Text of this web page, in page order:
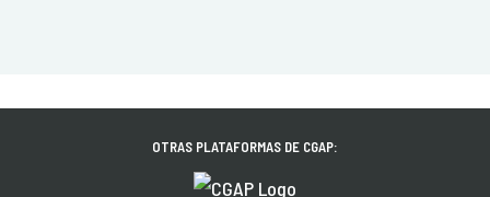
OTRAS PLATAFORMAS DE CGAP: